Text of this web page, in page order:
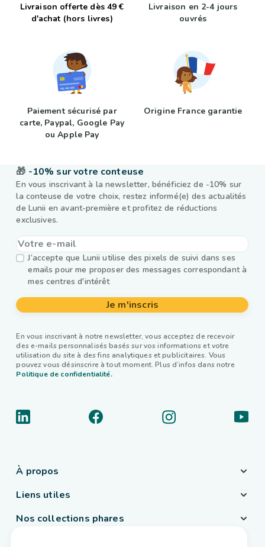
Livraison offerte dès 49 €
d'achat (hors livres)
Livraison en 2-4 jours
ouvrés
Paiement sécurisé par
carte, Paypal, Google Pay
ou Apple Pay
Origine France garantie
🎁 -10% sur votre conteuse
En vous inscrivant à la newsletter, bénéficiez de -10% sur
la conteuse de votre choix, restez informé(e) des actualités
de Lunii en avant-première et profitez de réductions
exclusives.
J’accepte que Lunii utilise des pixels de suivi dans ses
emails pour me proposer des messages correspondant à
mes centres d'intérêt
Je m'inscris
En vous inscrivant à notre newsletter, vous acceptez de recevoir
des e-mails personnalisés basés sur vos informations et votre
utilisation du site à des fins analytiques et publicitaires. Vous
pouvez vous désinscrire à tout moment. Plus d’infos dans notre
Politique de confidentialité.
À propos
Liens utiles
Nos collections phares